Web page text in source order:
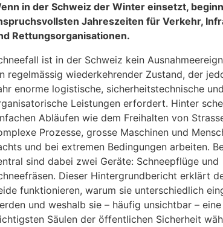
in der Schweiz der Winter einsetzt,
Jahreszeiten für Verkehr,
Rettungsorganisationen.
ist in der Schweiz kein
regelmässig wiederkehrender Zustand, der
enorme logistische, sicherheitstechnische
Leistungen erfordert. Hinter
Abläufen wie dem Freihalten von
Prozesse, grosse Maschinen und
und bei extremen Bedingungen arbeiten.
sind dabei zwei Geräte: Schneepflüge und
Dieser Hintergrundbericht erklärt
funktionieren, warum sie unterschiedlich
und weshalb sie – häufig unsichtbar –
Säulen der öffentlichen Sicherheit